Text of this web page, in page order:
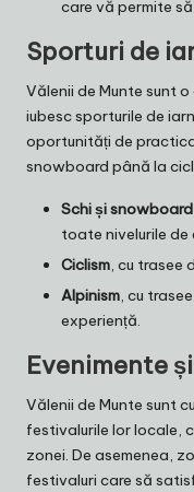
care vă permite
Sporturi de
Vălenii de Munte sunt
iubesc sporturile de
oportunități de
snowboard până la
Schi și snowboard
toate nivelurile de
Ciclism, cu trasee
Alpinism, cu
experiență.
Evenimente
Vălenii de Munte sunt
festivalurile lor locale,
zonei. De asemenea,
festivaluri care să